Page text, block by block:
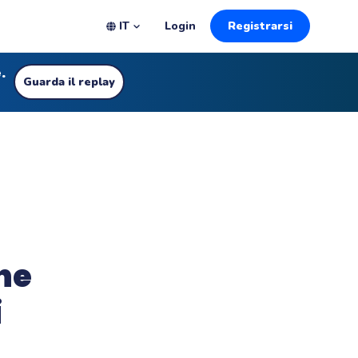
IT Login Registrarsi
Guarda il replay